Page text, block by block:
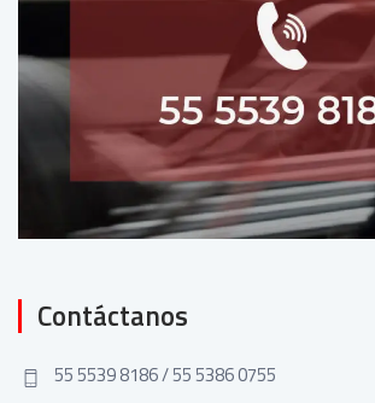
Contáctanos
55 5539 8186 / 55 5386 0755